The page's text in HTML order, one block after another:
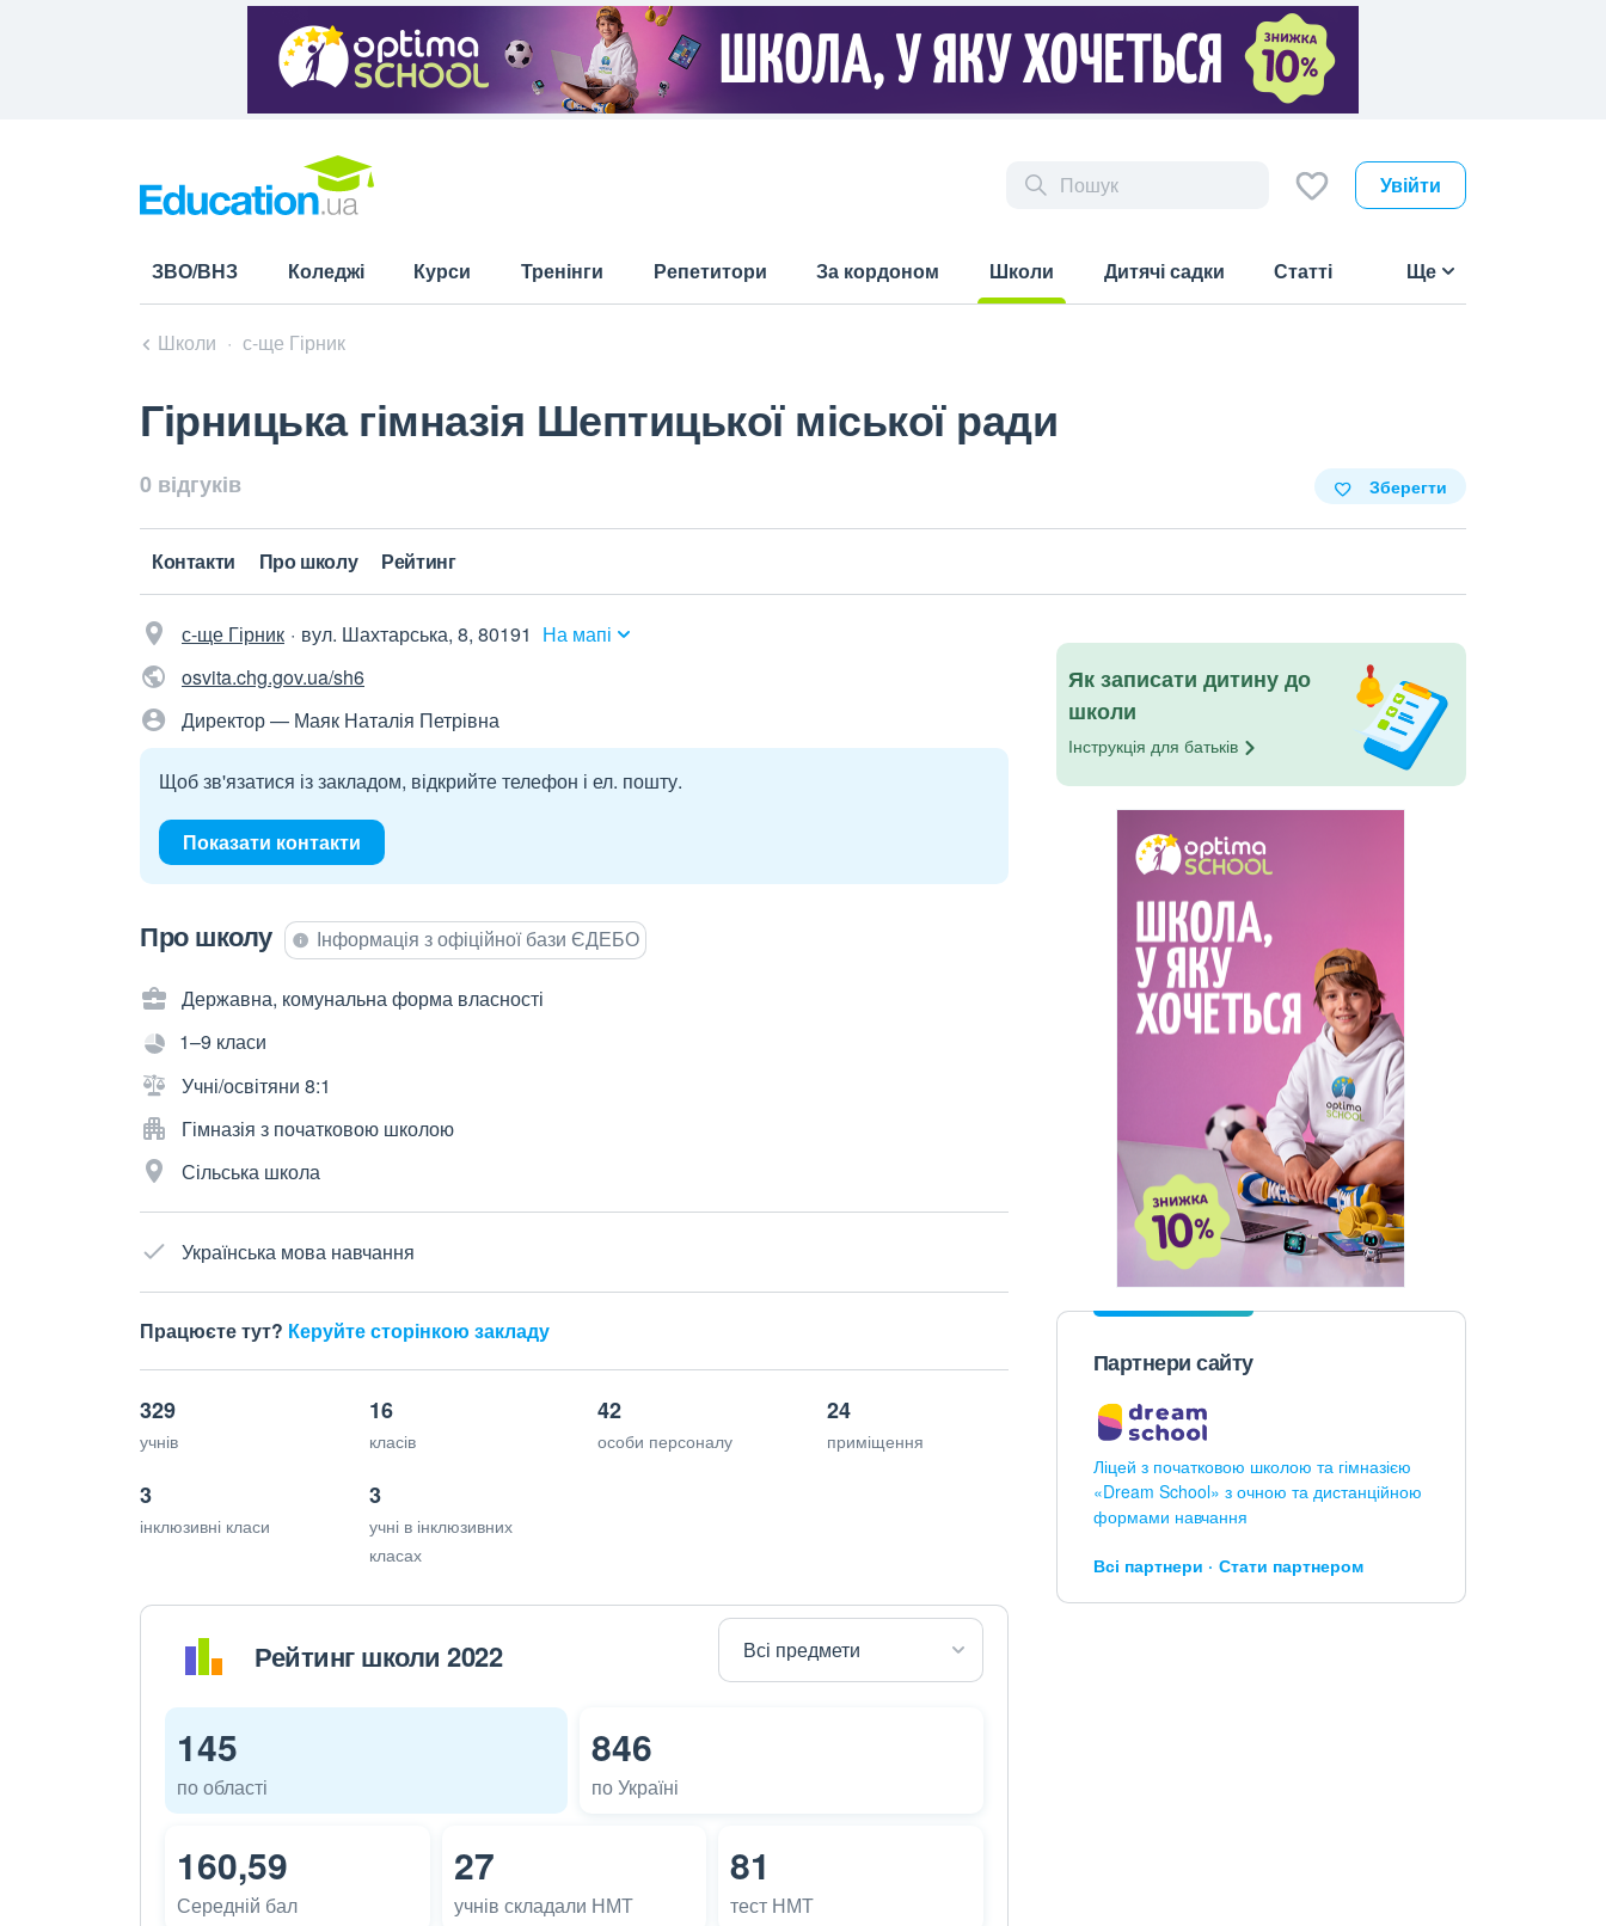
Увійти
ЗВО/ВНЗ Коледжі Курси Тренінги Репетитори За кордоном
Школи
Дитячі садки Статті Ще
Школи с-ще Гірник
Гірницька гімназія Шептицької міської ради
0 відгуків Зберегти
Контакти Про школу Рейтинг
с-ще Гірник вул. Шахтарська, 8, 80191 На мапі
osvita.chg.gov.ua/sh6
Директор — Маяк Наталія Петрівна
Щоб зв'язатися із закладом, відкрийте телефон і ел. пошту.
Показати контакти
Про школу Інформація з офіційної бази ЄДЕБО
Державна, комунальна форма власності
1–9 класи
Учні/освітяни 8:1
Гімназія з початковою школою
Сільська школа
Українська мова навчання
Працюєте тут? Керуйте сторінкою закладу
329
учнів
16
класів
42
особи персоналу
24
приміщення
3
інклюзивні класи
3
учні в інклюзивних
класах
Рейтинг школи 2022
145
по області
846
по Україні
160,59
Середній бал
27
учнів складали НМТ
81
тест НМТ
Як записати дитину до
школи
Інструкція для батьків
Партнери сайту
Ліцей з початковою школою та гімназією
«Dream School» з очною та дистанційною
формами навчання
Всі партнери Стати партнером